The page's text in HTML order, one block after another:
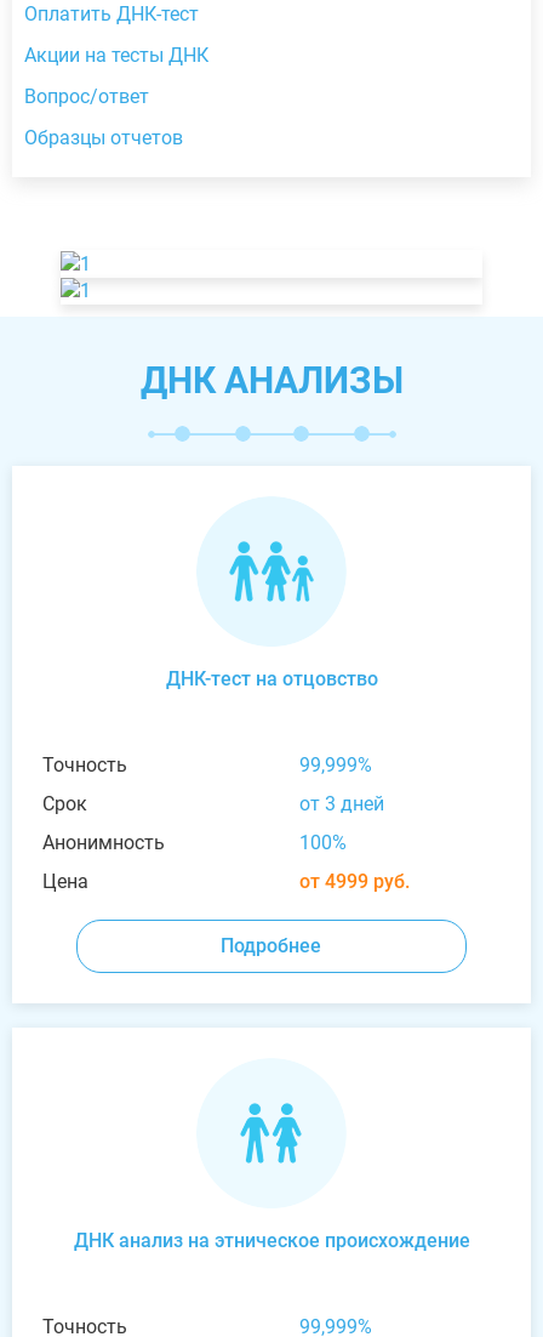
Оплатить ДНК-тест
Акции на тесты ДНК
Вопрос/ответ
Образцы отчетов
ДНК АНАЛИЗЫ
ДНК-тест на отцовство
Точность
99,999%
Срок
от 3 дней
Анонимность
100%
Цена
от 4999 руб.
Подробнее
ДНК анализ на этническое происхождение
Точность
99,999%